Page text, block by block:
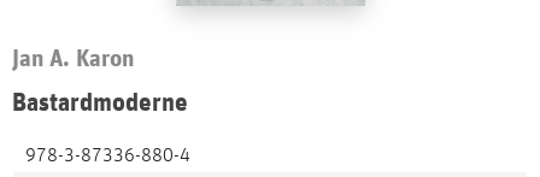
Jan A. Karon
Bastardmoderne
978-3-87336-880-4